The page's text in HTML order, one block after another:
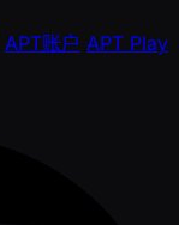
APT账户 APT Play